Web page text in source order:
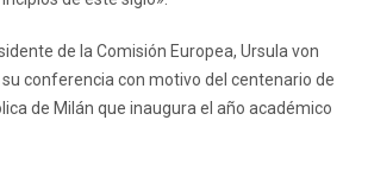
de la Comisión Europea, Ursula von
conferencia con motivo del centenario de
de Milán que inaugura el año académico